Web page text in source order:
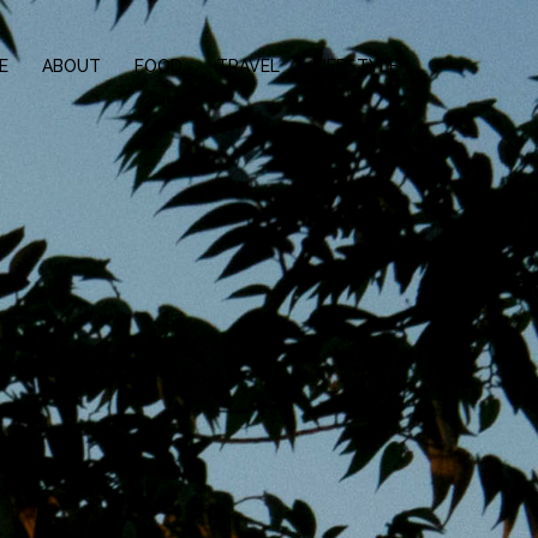
ABOUT FOOD TRAVEL LIFESTYLE